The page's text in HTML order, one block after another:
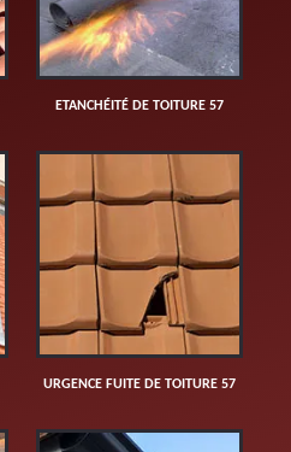
ETANCHÉITÉ DE TOITURE 57
URGENCE FUITE DE TOITURE 57